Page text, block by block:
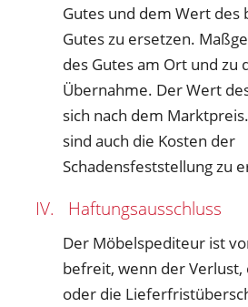
Gutes und dem Wert des
Gutes zu ersetzen.
des Gutes am Ort und zu
Übernahme. Der Wert
sich nach dem
sind auch die Kosten der
Schadensfeststellung zu
IV. Haftungsausschluss
Der Möbelspediteur ist
befreit, wenn der Verlust,
oder die